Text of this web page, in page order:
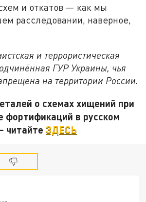
и откатов — как мы
расследовании, наверное,
и террористическая
ГУР Украины, чья
на территории России.
о схемах хищений при
фортификаций в русском
читайтеЗДЕСЬ